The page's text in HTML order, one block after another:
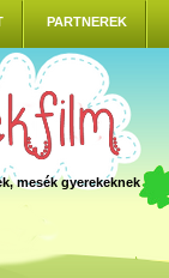
PARTNEREK
mesék gyerekeknek